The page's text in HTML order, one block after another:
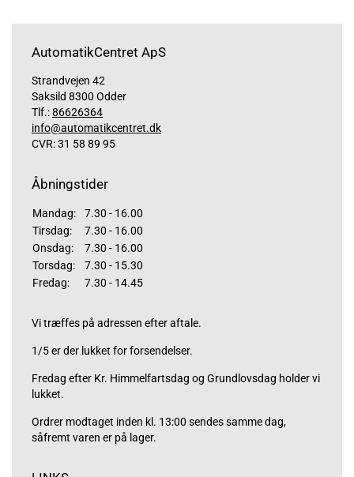
AutomatikCentret ApS
Strandvejen 42
Saksild 8300 Odder
Tlf.:86626364
info@automatikcentret.dk
CVR: 31 58 89 95
Åbningstider
Mandag:
7.30 - 16.00
Tirsdag:
7.30 - 16.00
Onsdag:
7.30 - 16.00
Torsdag:
7.30 - 15.30
Fredag:
7.30 - 14.45
Vi træffes på adressen efter aftale.
1/5 er der lukket for forsendelser.
Fredag efter Kr. Himmelfartsdag og Grundlovsdag holder vi
lukket.
Ordrer modtaget inden kl. 13:00 sendes samme dag,
såfremt varen er på lager.